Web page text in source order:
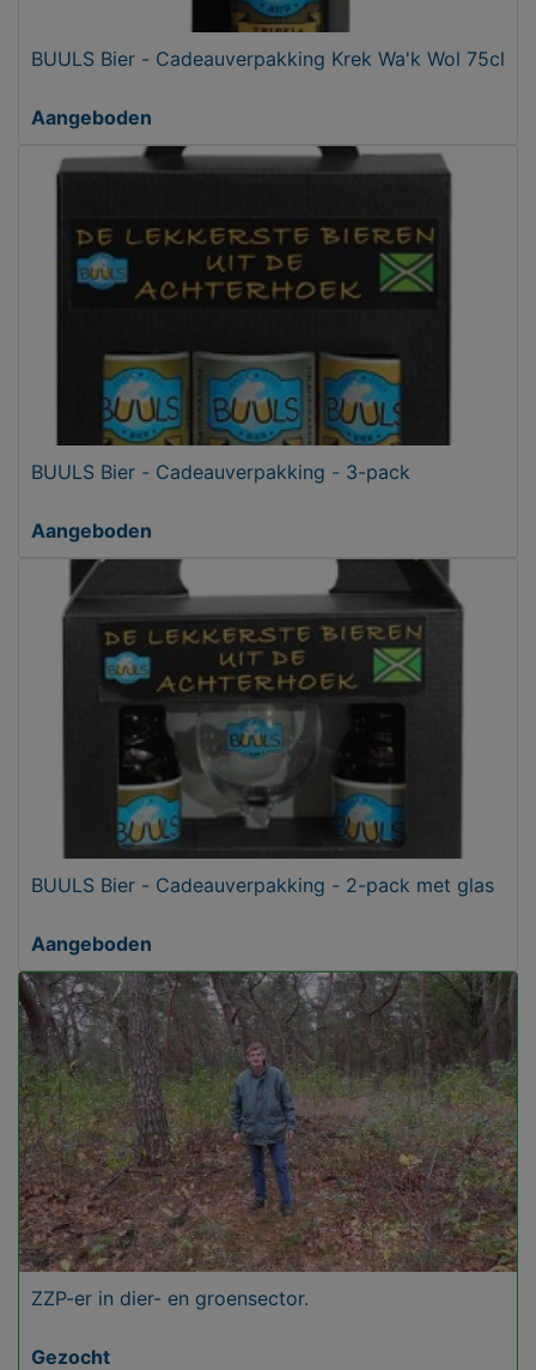
BUULS Bier - Cadeauverpakking Krek Wa'k Wol 75cl
Aangeboden
BUULS Bier - Cadeauverpakking - 3-pack
Aangeboden
BUULS Bier - Cadeauverpakking - 2-pack met glas
Aangeboden
ZZP-er in dier- en groensector.
Gezocht